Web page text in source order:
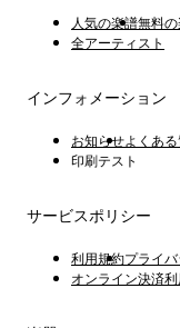
人気の楽譜無料
全アーティスト
インフォメーション
お知らせよくあ
印刷テスト
サービスポリシー
利用規約プライ
オンライン決済